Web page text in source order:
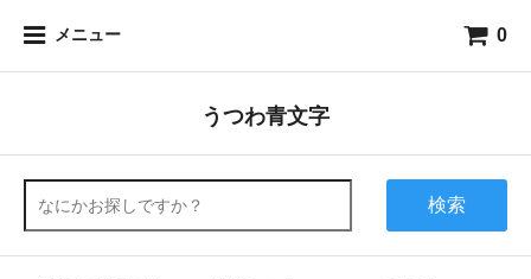
メニュー 0
うつわ青文字
検索